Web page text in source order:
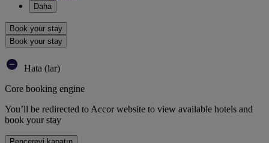
Daha
Book your stay
Book your stay
Hata (lar)
Core booking engine
You’ll be redirected to Accor website to view available hotels and
book your stay